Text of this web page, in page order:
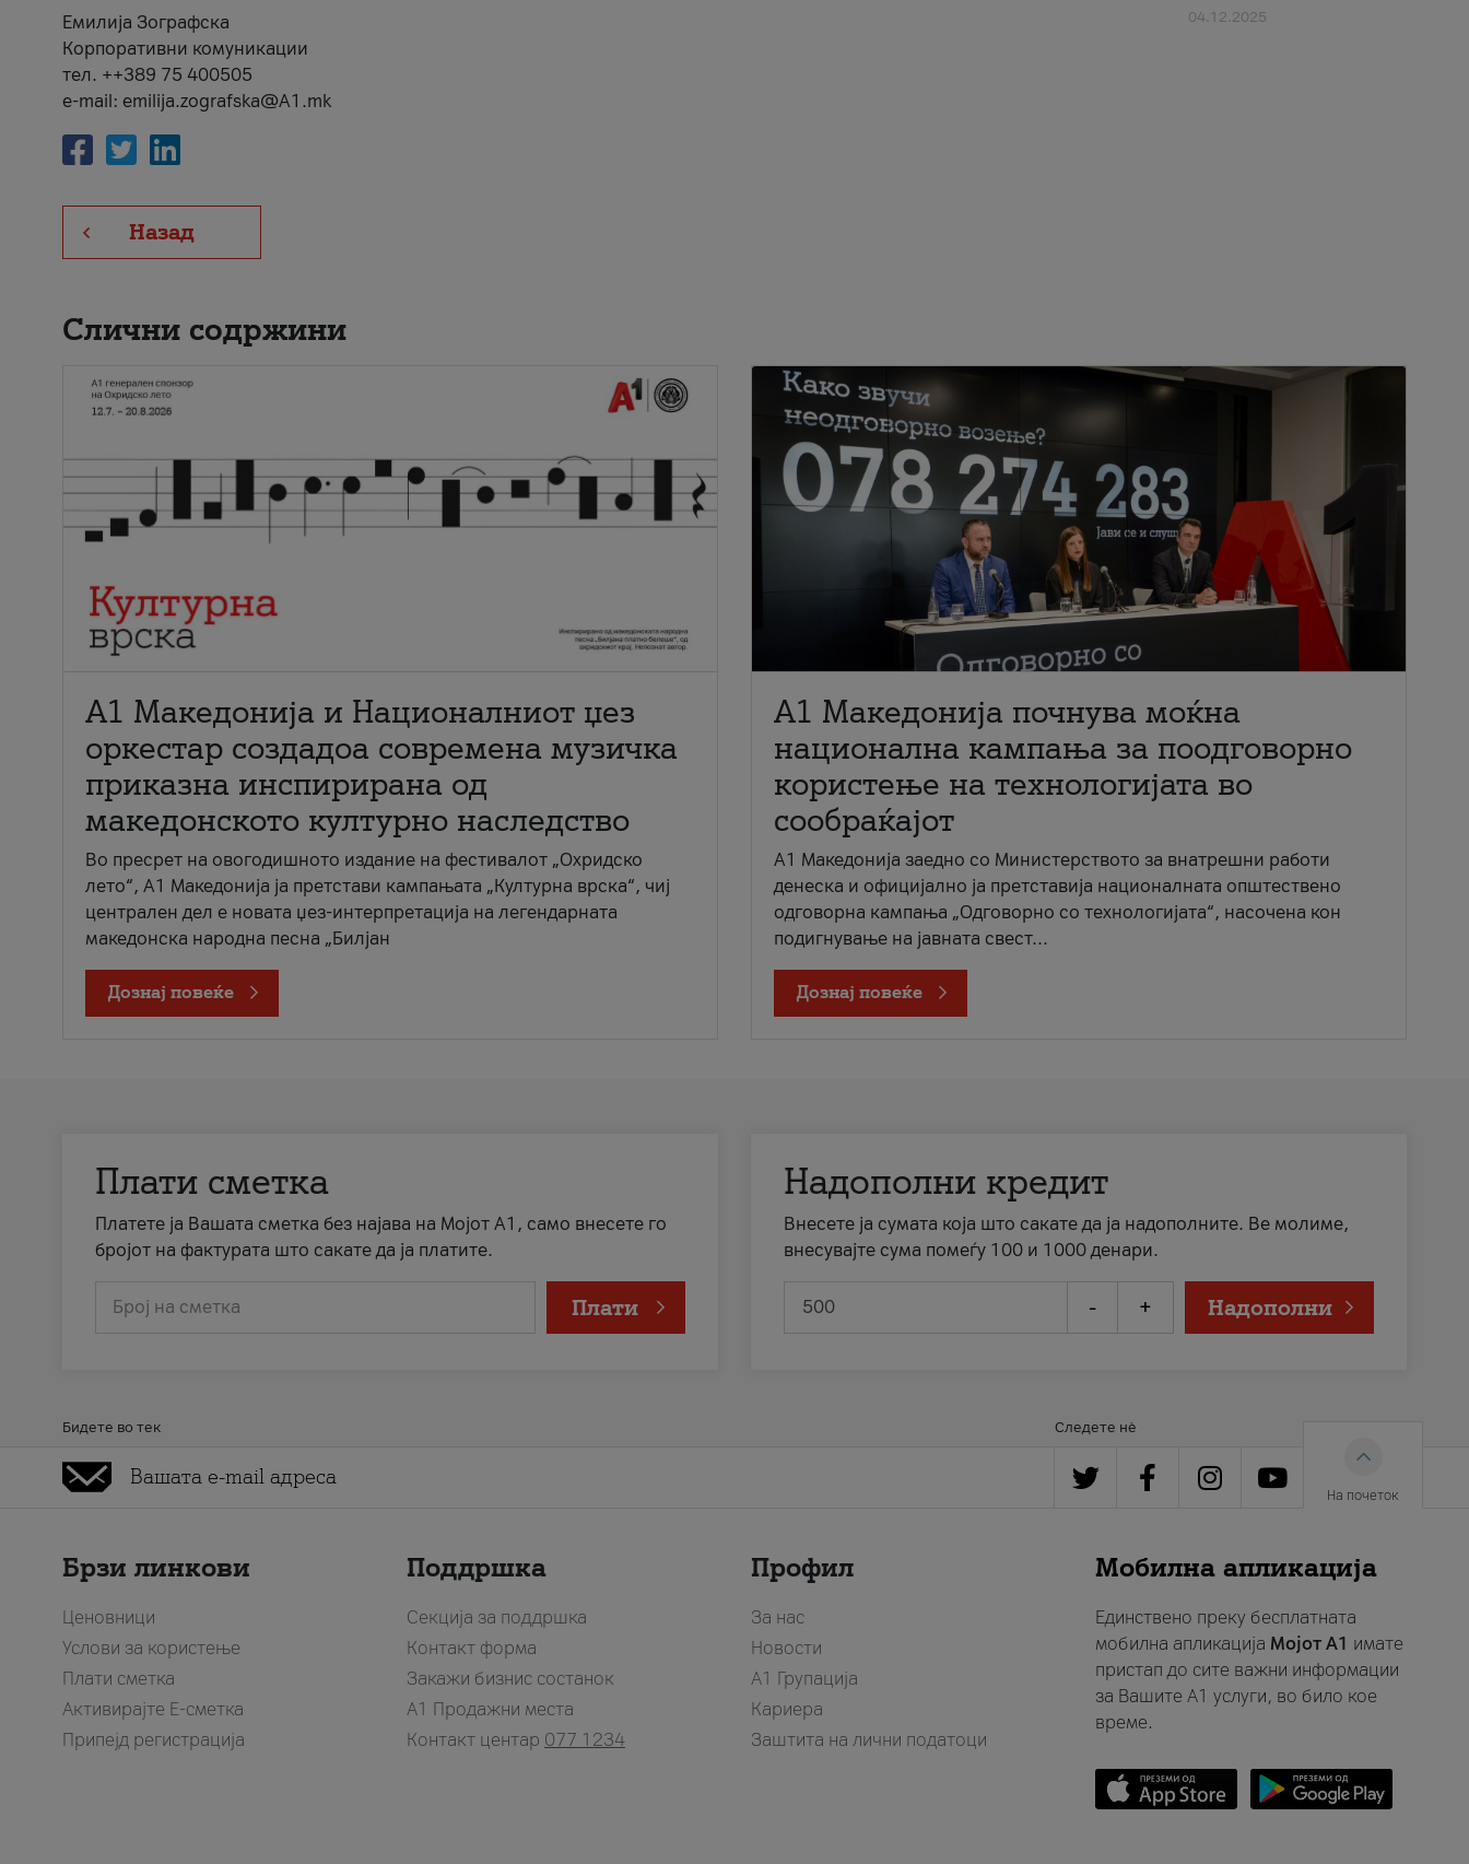
Емилија Зографска
Корпоративни комуникации
тел. ++389 75 400505
e-mail: emilija.zografska@A1.mk
Назад
04.12.2025
Слични содржини
А1 Македонија и Националниот џез
оркестар создадоа современа музичка
приказна инспирирана од
македонското културно наследство
Во пресрет на овогодишното издание на фестивалот „Охридско
лето“, А1 Македонија ја претстави кампањата „Културна врска“, чиј
централен дел е новата џез-интерпретација на легендарната
македонска народна песна „Билјан
Дознај повеќе
A1 Македонија почнува моќна
национална кампања за поодговорно
користење на технологијата во
сообраќајот
A1 Македонија заедно со Министерството за внатрешни работи
денеска и официјално ја претставија националната општествено
одговорна кампања „Одговорно со технологијата“, насочена кон
подигнување на јавната свест...
Дознај повеќе
Плати сметка
Платете ја Вашата сметка без најава на Мојот А1, само внесете го
бројот на фактурата што сакате да ја платите.
Број на сметка Плати
Надополни кредит
Внесете ја сумата која што сакате да ја надополните. Ве молиме,
внесувајте сума помеѓу 100 и 1000 денари.
- + Надополни
Бидете во тек Следете нè
На почеток
Брзи линкови
Ценовници
Услови за користење
Плати сметка
Активирајте Е-сметка
Припејд регистрација
Поддршка
Секција за поддршка
Контакт форма
Закажи бизнис состанок
A1 Продажни места
Контакт центар 077 1234
Профил
За нас
Новости
А1 Групација
Кариера
Заштита на лични податоци
Мобилна апликација
Единствено преку бесплатната
мобилна апликација Мојот A1 имате
пристап до сите важни информации
за Вашите A1 услуги, во било кое
време.